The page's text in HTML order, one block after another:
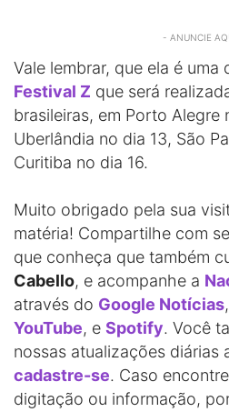
- ANUNCIE
Vale lembrar, que ela é uma
Festival Z que será
brasileiras, em Porto Alegre
Uberlândia no dia 13, São
Curitiba no dia 16.
Muito obrigado pela sua
matéria! Compartilhe com
que conheça que também
Cabello, e acompanhe a
através do Google Notícias,
YouTube, e Spotify. Você
nossas atualizações diárias
cadastre-se. Caso
digitação ou informação,